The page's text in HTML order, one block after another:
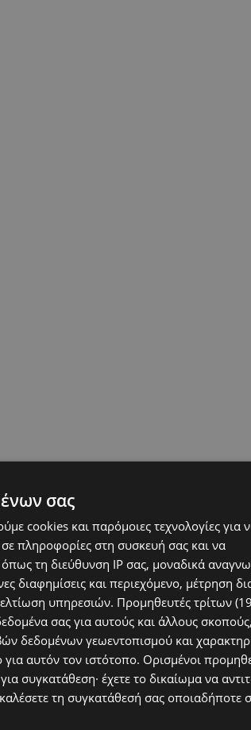
σας
cookies και παρόμοιες τεχνολογίες για
πληροφορίες στη συσκευή σας και να
τη διεύθυνση IP σας, μοναδικά
διαφημίσεις και περιεχόμενο, μέτρηση
υπηρεσιών. Προμηθευτές τρίτων
σας για αυτούς και άλλους σκοπούς,
δεδομένων γεωεντοπισμού και
αυτόν τον ιστότοπο. Ορισμένοι
συγκατάθεση· έχετε το δικαίωμα να
τη συγκατάθεσή σας οποιαδήποτε